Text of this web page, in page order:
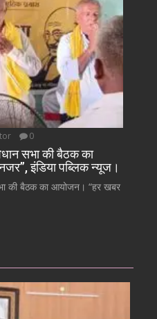
0
सभा की बैठक का
इंडिया पब्लिक न्यूज।
की बैठक का आयोजन। “हर खबर